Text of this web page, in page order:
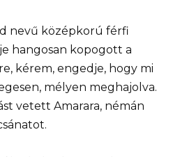
nevű középkorú férfi
hangosan kopogott a
kérem, engedje, hogy mi
mélyen meghajolva.
vetett Amarara, némán